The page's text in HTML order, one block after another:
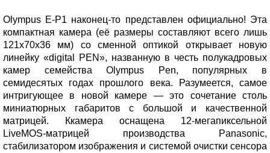
Olympus E-P1 наконец-то представлен официально! Эта
компактная камера (её размеры составляют всего лишь
121х70х36 мм) со сменной оптикой открывает новую
линейку «digital PEN», названную в честь полукадровых
камер семейства Olympus Pen, популярных в
семидесятых годах прошлого века. Разумеется, самое
интригующее в новой камере — это сочетание столь
миниатюрных габаритов с большой и качественной
матрицей. Ккамера оснащена 12-мегапиксельной
LiveMOS-матрицей производства Panasonic,
стабилизатором изображения и системой очистки сенсора